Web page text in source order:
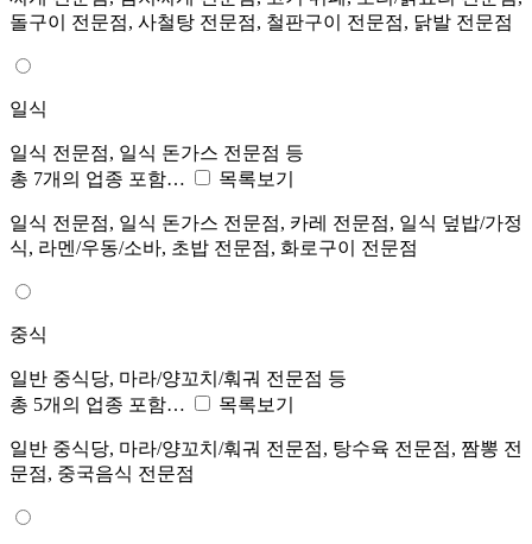
돌구이 전문점, 사철탕 전문점, 철판구이 전문점, 닭발 전문점
일식
일식 전문점, 일식 돈가스 전문점 등
총 7개의 업종 포함…
목록보기
일식 전문점, 일식 돈가스 전문점, 카레 전문점, 일식 덮밥/가정
식, 라멘/우동/소바, 초밥 전문점, 화로구이 전문점
중식
일반 중식당, 마라/양꼬치/훠궈 전문점 등
총 5개의 업종 포함…
목록보기
일반 중식당, 마라/양꼬치/훠궈 전문점, 탕수육 전문점, 짬뽕 전
문점, 중국음식 전문점